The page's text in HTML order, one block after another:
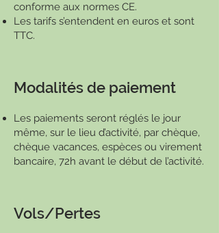
conforme aux normes CE.
Les tarifs s’entendent en euros et sont
TTC.
Modalités de paiement
Les paiements seront réglés le jour
même, sur le lieu d’activité, par chèque,
chèque vacances, espèces ou virement
bancaire, 72h avant le début de l’activité.
Vols/Pertes